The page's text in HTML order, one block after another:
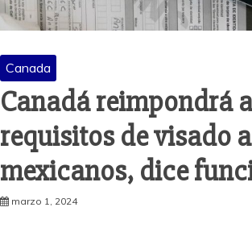
Canada
Canadá reimpondrá
requisitos de visado a
mexicanos, dice
marzo 1, 2024